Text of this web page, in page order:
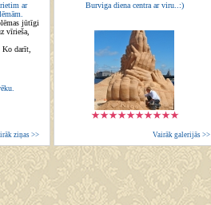
ar
jūtīgi
vīrieša,
Ko darīt,
ziņas >>
Burviga diena centra ar viru..:)
Vairāk galerijās >>